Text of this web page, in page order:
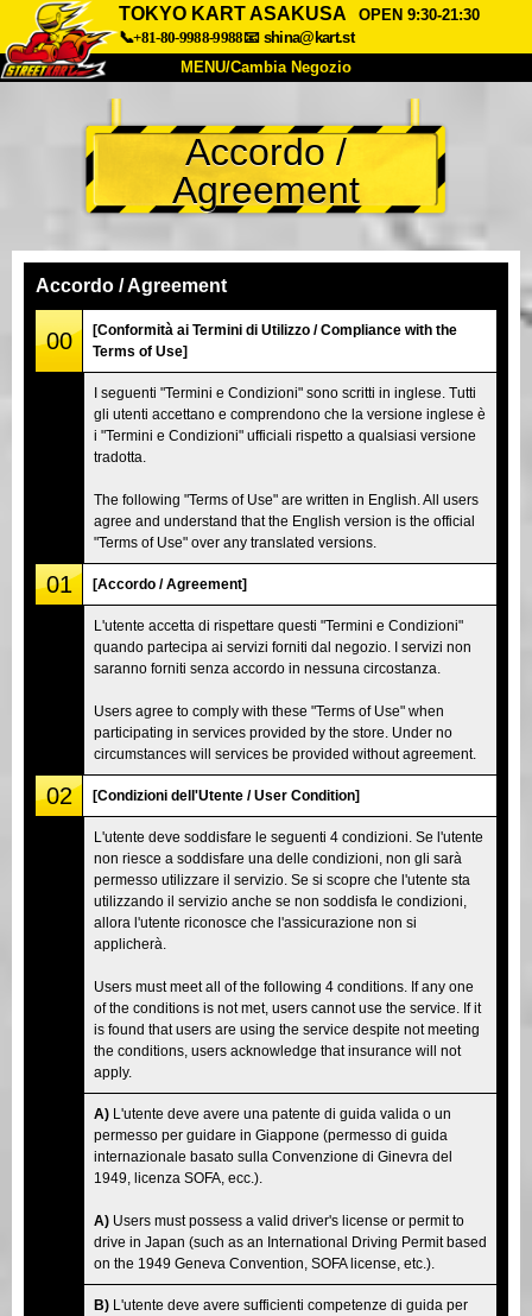
TOKYO KART ASAKUSA
OPEN 9:30-21:30
📞+81-80-9988-9988📧 shina@kart.st
MENU/Cambia Negozio
Chi Siamo Specifiche Prezzo
Accesso Recensioni FAQ
Prenotazioni
Cambia Negozio
Tokyo Shinagawa
Tokyo Akihabara#2
Tokyo Shibuya Annex Tokyo Bay
Tokyo Asakusa Osaka
Accordo /
Agreement
Accordo / Agreement
00
[Conformità ai Termini di Utilizzo / Compliance with the
Terms of Use]
I seguenti "Termini e Condizioni" sono scritti in inglese. Tutti
gli utenti accettano e comprendono che la versione inglese è
i "Termini e Condizioni" ufficiali rispetto a qualsiasi versione
tradotta.
The following "Terms of Use" are written in English. All users
agree and understand that the English version is the official
"Terms of Use" over any translated versions.
01 [Accordo / Agreement]
L'utente accetta di rispettare questi "Termini e Condizioni"
quando partecipa ai servizi forniti dal negozio. I servizi non
saranno forniti senza accordo in nessuna circostanza.
Users agree to comply with these "Terms of Use" when
participating in services provided by the store. Under no
circumstances will services be provided without agreement.
02 [Condizioni dell'Utente / User Condition]
L'utente deve soddisfare le seguenti 4 condizioni. Se l'utente
non riesce a soddisfare una delle condizioni, non gli sarà
permesso utilizzare il servizio. Se si scopre che l'utente sta
utilizzando il servizio anche se non soddisfa le condizioni,
allora l'utente riconosce che l'assicurazione non si
applicherà.
Users must meet all of the following 4 conditions. If any one
of the conditions is not met, users cannot use the service. If it
is found that users are using the service despite not meeting
the conditions, users acknowledge that insurance will not
apply.
A) L'utente deve avere una patente di guida valida o un
permesso per guidare in Giappone (permesso di guida
internazionale basato sulla Convenzione di Ginevra del
1949, licenza SOFA, ecc.).
A) Users must possess a valid driver's license or permit to
drive in Japan (such as an International Driving Permit based
on the 1949 Geneva Convention, SOFA license, etc.).
B) L'utente deve avere sufficienti competenze di guida per